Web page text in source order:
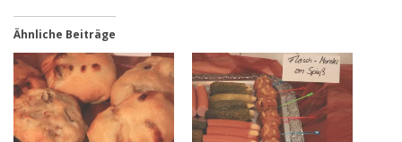
Ähnliche Beiträge